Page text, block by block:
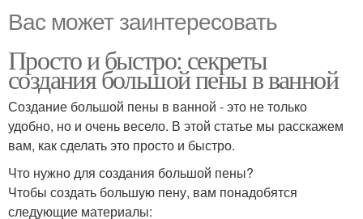
Вас может заинтересовать
Просто и быстро: секреты
создания большой пены в ванной
Создание большой пены в ванной - это не только
удобно, но и очень весело. В этой статье мы расскажем
вам, как сделать это просто и быстро.
Что нужно для создания большой пены?
Чтобы создать большую пену, вам понадобятся
следующие материалы: